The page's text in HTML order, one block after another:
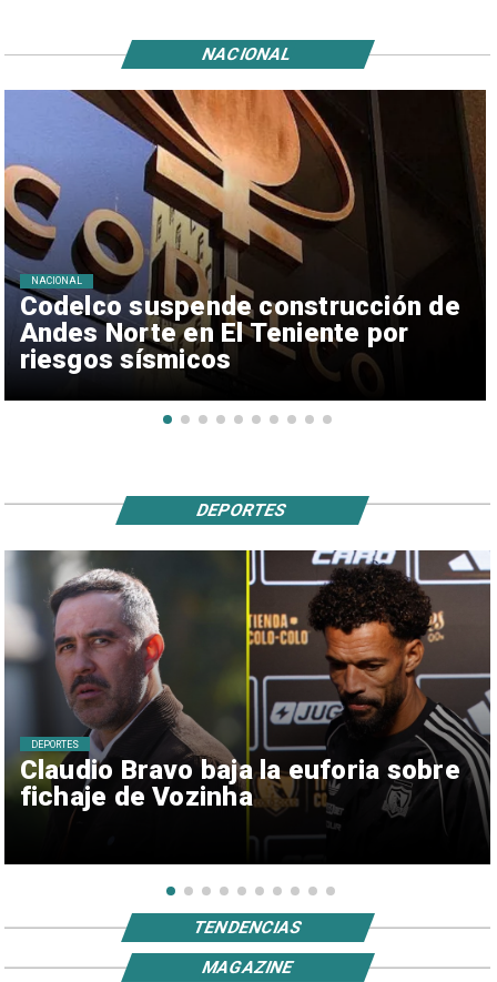
Codelco suspende construcción de
Andes Norte en El Teniente por
riesgos sísmicos
NACIONAL
NACIONAL
Claudio Bravo baja la euforia sobre
fichaje de Vozinha
DEPORTES
DEPORTES
TENDENCIAS
MAGAZINE